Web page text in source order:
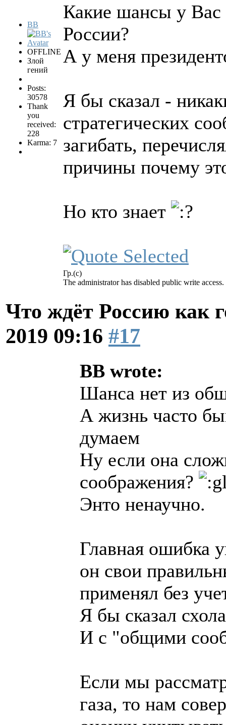
BB
OFFLINE
Злой
гений
Posts:
30578
Thank
you
received:
228
Karma: 7
Какие шансы у Вас
России?
А у меня
Я бы сказал -
стратегических
загибать,
причины почему
Но кто знает
Гр.(с)
The administrator has disabled public write access.
Что ждёт Россию как
2019 09:16 #17
BB wrote:
Шанса нет из
А жизнь часто
думаем
Ну если она
соображения?
Энто ненаучно.
Главная ошибка
он свои
применял без
Я бы сказал
И с "общими
Если мы
газа, то нам